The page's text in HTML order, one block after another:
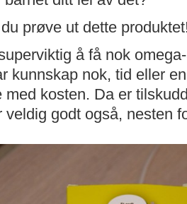
prøve ut dette
å få nok
kunnskap nok, tid eller
med kosten. Da er
veldig godt også, nesten